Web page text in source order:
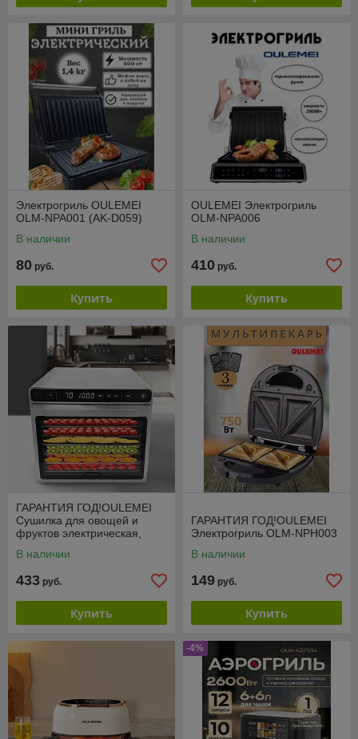
Электрогриль OULEMEI
OLM-NPA001 (AK-D059)
В наличии
80 руб.
Купить
OULEMEI Электрогриль
OLM-NPA006
В наличии
410 руб.
Купить
ГАРАНТИЯ ГОД!OULEMEI
Сушилка для овощей и
фруктов электрическая,
GGX001
В наличии
433 руб.
Купить
ГАРАНТИЯ ГОД!OULEMEI
Электрогриль OLM-NPH003
В наличии
149 руб.
Купить
-4%